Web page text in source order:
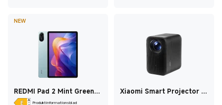
NEW
REDMI Pad 2 Mint Green
4GB+256GBProduktinformationsblad
Xiaomi Smart Projector L1